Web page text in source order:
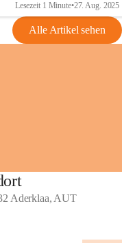
Lesezeit 1 Minute•27. Aug. 2025
Alle Artikel sehen
Aderklaa, AUT